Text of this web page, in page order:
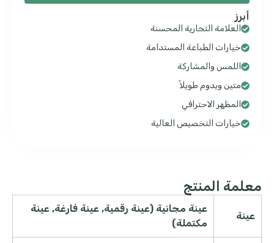
أبرز
العلامة التجارية المحسنة
خيارات الطباعة المستدامة
اللمس والمشاركة
متين ويدوم طويلاً
المظهر الاحترافي
خيارات التخصيص العالية
معلمة المنتج
عينة
عينة مجانية (عينة رقمية, عينة فارغة, عينة
مكتملة)